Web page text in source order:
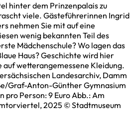
hinter dem Prinzenpalais zu
viele. Gästeführerinnen Ingrid
nehmen Sie mit auf eine
wenig bekannten Teil des
Mädchenschule? Wo lagen das
Haus? Geschichte wird hier
auf wetterangemessene Kleidung.
Landesarchiv, Damm
Graf-Anton-Günther Gymnasium
pro Person: 9 Euro Abb.: Am
2025 © Stadtmuseum